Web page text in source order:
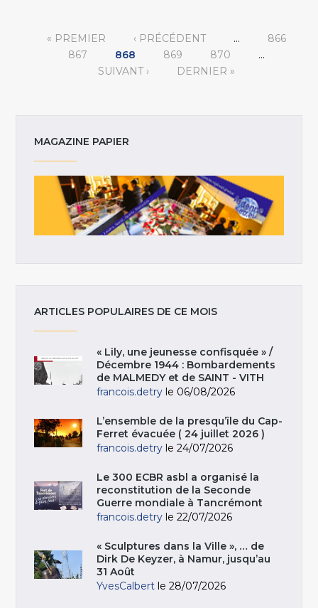
« PREMIER ‹ PRÉCÉDENT …
866
867
868 869 870
…
SUIVANT ›
DERNIER »
MAGAZINE PAPIER
ARTICLES POPULAIRES DE CE MOIS
« Lily, une jeunesse confisquée » /
Décembre 1944 : Bombardements
de MALMEDY et de SAINT - VITH
francois.detry le 06/08/2026
L’ensemble de la presqu’île du Cap-
Ferret évacuée ( 24 juillet 2026 )
francois.detry le 24/07/2026
Le 300 ECBR asbl a organisé la
reconstitution de la Seconde
Guerre mondiale à Tancrémont
francois.detry le 22/07/2026
« Sculptures dans la Ville », … de
Dirk De Keyzer, à Namur, jusqu’au
31 Août
YvesCalbert le 28/07/2026